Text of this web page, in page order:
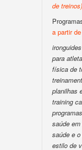
de treinos)
a partir
para
física de
planilhas
training
saúde
saúde e
estilo de